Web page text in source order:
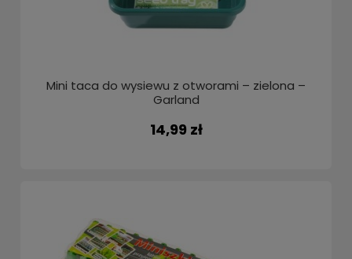
Mini taca do wysiewu z otworami – zielona –
Garland
14,99 zł